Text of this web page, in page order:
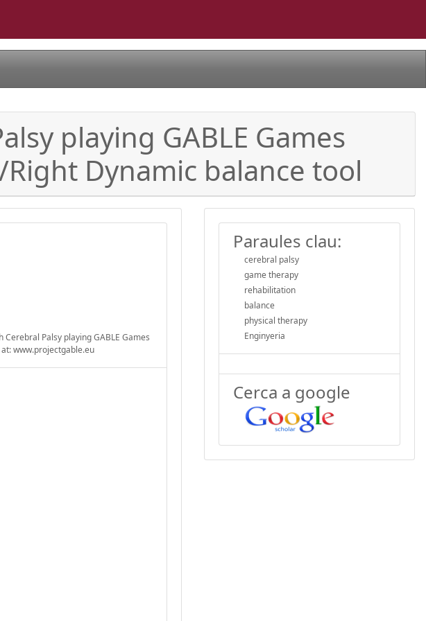
playing GABLE Games
Dynamic balance tool
Palsy playing GABLE Games
www.projectgable.eu
Paraules clau:
cerebral palsy
game therapy
rehabilitation
balance
physical therapy
Enginyeria
Cerca a google